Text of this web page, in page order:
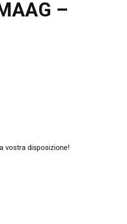
–
vostra disposizione!